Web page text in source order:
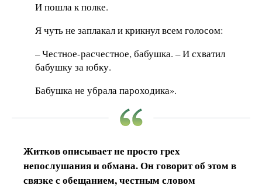
И пошла к полке.
Я чуть не заплакал и крикнул всем голосом:
– Честное-расчестное, бабушка. – И схватил
бабушку за юбку.
Бабушка не убрала пароходика».
Житков описывает не просто грех
непослушания и обмана. Он говорит об этом в
связке с обещанием, честным словом